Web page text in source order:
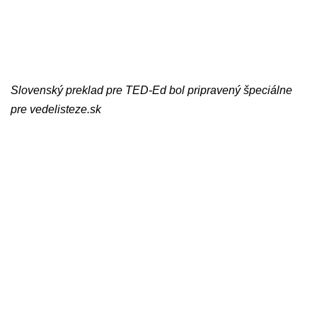
Slovenský preklad pre TED-Ed bol pripravený špeciálne
pre vedelisteze.sk